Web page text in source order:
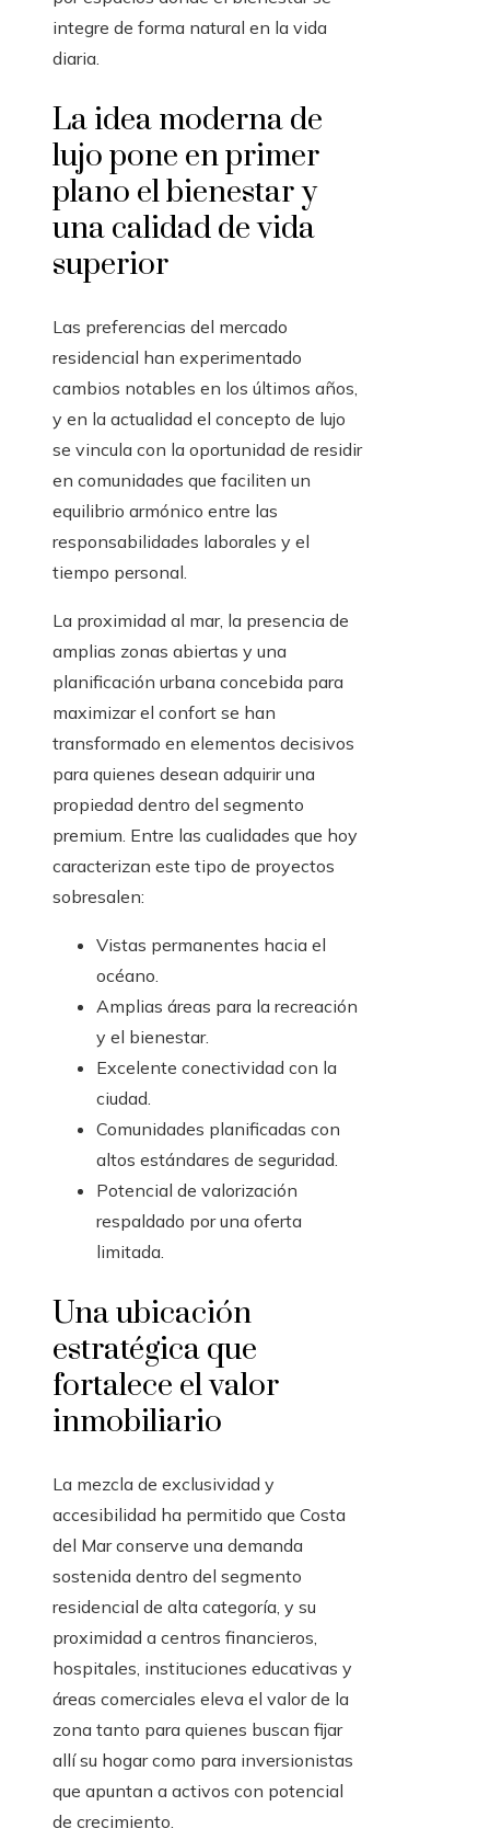
integre de forma natural en la vida
diaria.
La idea moderna de
lujo pone en primer
plano el bienestar y
una calidad de vida
superior
Las preferencias del mercado
residencial han experimentado
cambios notables en los últimos años,
y en la actualidad el concepto de lujo
se vincula con la oportunidad de residir
en comunidades que faciliten un
equilibrio armónico entre las
responsabilidades laborales y el
tiempo personal.
La proximidad al mar, la presencia de
amplias zonas abiertas y una
planificación urbana concebida para
maximizar el confort se han
transformado en elementos decisivos
para quienes desean adquirir una
propiedad dentro del segmento
premium. Entre las cualidades que hoy
caracterizan este tipo de proyectos
sobresalen:
Vistas permanentes hacia el
océano.
Amplias áreas para la recreación
y el bienestar.
Excelente conectividad con la
ciudad.
Comunidades planificadas con
altos estándares de seguridad.
Potencial de valorización
respaldado por una oferta
limitada.
Una ubicación
estratégica que
fortalece el valor
inmobiliario
La mezcla de exclusividad y
accesibilidad ha permitido que Costa
del Mar conserve una demanda
sostenida dentro del segmento
residencial de alta categoría, y su
proximidad a centros financieros,
hospitales, instituciones educativas y
áreas comerciales eleva el valor de la
zona tanto para quienes buscan fijar
allí su hogar como para inversionistas
que apuntan a activos con potencial
de crecimiento.